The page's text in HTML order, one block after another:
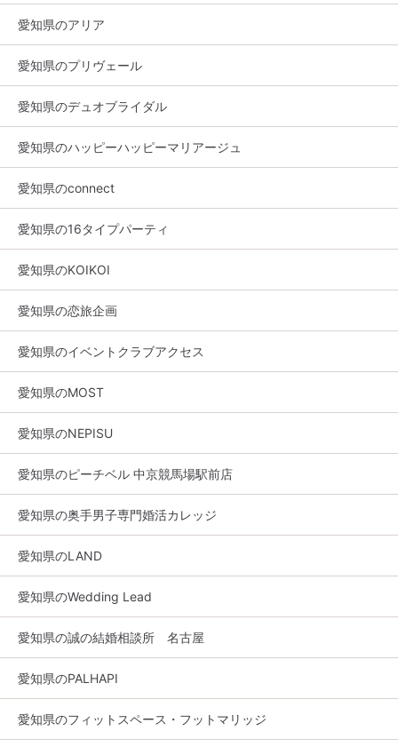
愛知県のアリア
愛知県のプリヴェール
愛知県のデュオブライダル
愛知県のハッピーハッピーマリアージュ
愛知県のconnect
愛知県の16タイプパーティ
愛知県のKOIKOI
愛知県の恋旅企画
愛知県のイベントクラブアクセス
愛知県のMOST
愛知県のNEPISU
愛知県のピーチベル 中京競馬場駅前店
愛知県の奥手男子専門婚活カレッジ
愛知県のLAND
愛知県のWedding Lead
愛知県の誠の結婚相談所 名古屋
愛知県のPALHAPI
愛知県のフィットスペース・フットマリッジ